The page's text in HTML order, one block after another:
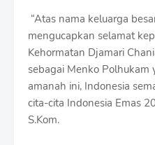
“Atas nama keluarga
mengucapkan selamat
Kehormatan Djamari
sebagai Menko Polhukam
amanah ini, Indonesia
cita-cita Indonesia Emas
S.Kom.